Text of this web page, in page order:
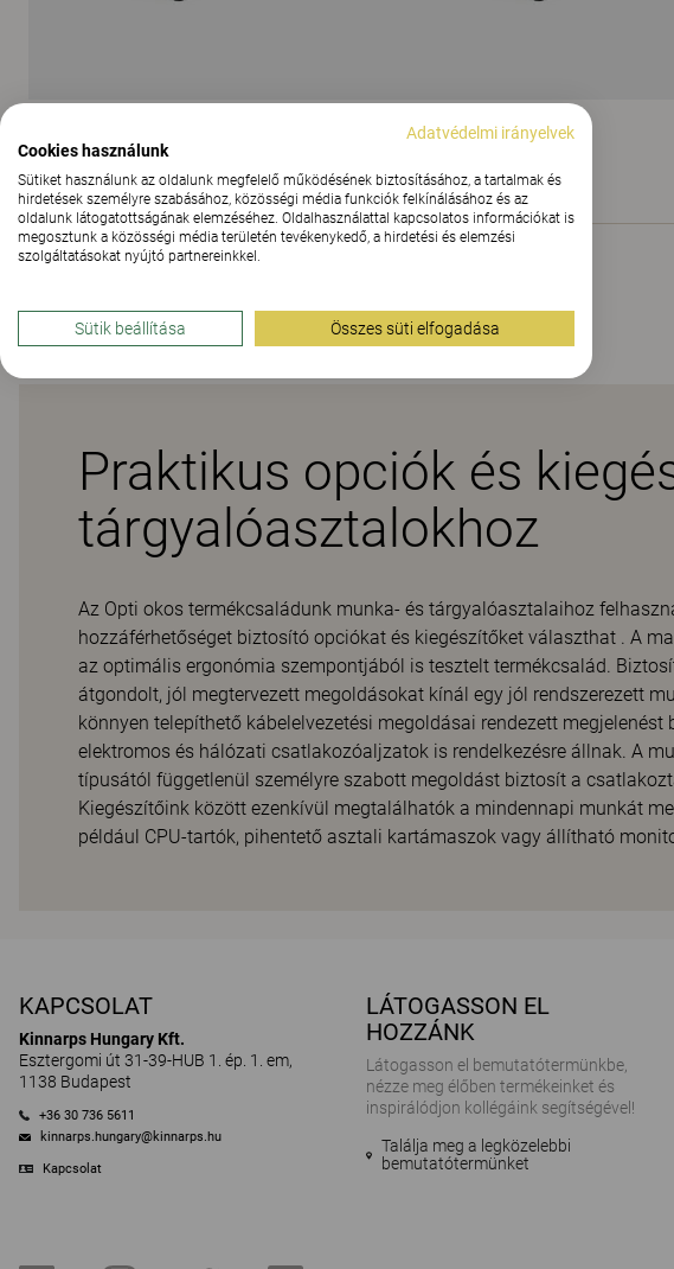
Letöltések (1)
Praktikus opciók és
tárgyalóasztalokhoz
Az Opti okos termékcsaládunk munka- és tárgyalóasztalaihoz
hozzáférhetőséget biztosító opciókat és kiegészítőket választhat . A
az optimális ergonómia szempontjából is tesztelt termékcsalád.
átgondolt, jól megtervezett megoldásokat kínál egy jól rendszerezett
könnyen telepíthető kábelelvezetési megoldásai rendezett
elektromos és hálózati csatlakozóaljzatok is rendelkezésre állnak. A
típusától függetlenül személyre szabott megoldást biztosít a
Kiegészítőink között ezenkívül megtalálhatók a mindennapi munkát
például CPU-tartók, pihentető asztali kartámaszok vagy állítható
KAPCSOLAT
Kinnarps Hungary Kft.
Esztergomi út 31-39-HUB 1. ép. 1. em,
1138 Budapest
+36 30 736 5611
kinnarps.hungary@kinnarps.hu
Kapcsolat
LÁTOGASSON EL
HOZZÁNK
Látogasson el bemutatótermünkbe,
nézze meg élőben termékeinket és
inspirálódjon kollégáink segítségével!
Találja meg a legközelebbi
bemutatótermünket
Adatvédelmi irányelvek
Cookies használunk
Sütiket használunk az oldalunk megfelelő működésének biztosításához, a tartalmak és
hirdetések személyre szabásához, közösségi média funkciók felkínálásához és az
oldalunk látogatottságának elemzéséhez. Oldalhasználattal kapcsolatos információkat is
megosztunk a közösségi média területén tevékenykedő, a hirdetési és elemzési
szolgáltatásokat nyújtó partnereinkkel.
Sütik beállítása Összes süti elfogadása